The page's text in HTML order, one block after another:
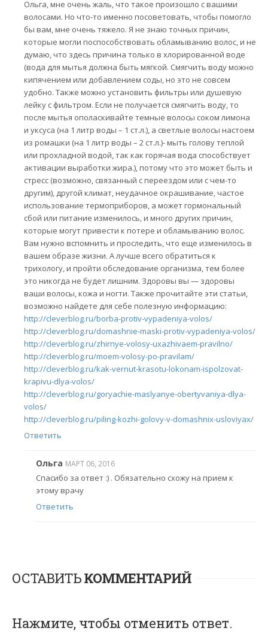
Ольга, мне очень жаль, что такое произошло с вашими
волосами. Но что-то именно посоветовать, чтобы помогло
бы вам, мне очень тяжело. Я не знаю точных причин,
которые могли поспособствовать обламыванию волос, и не
думаю, что здесь причина только в хлорированной воде
(вода для мытья должна быть мягкой. Смягчить воду можно
кипячением или добавлением соды, но это не совсем
удобно. Также можно установить фильтры или душевую
лейку с фильтром. Если не получается смягчить воду, то
после мытья ополаскивайте темные волосы соком лимона
и уксуса (на 1 литр воды – 1 ст.л.), а светлые волосы настоем
из ромашки (на 1 литр воды – 2 ст.л.)- мыть голову теплой
или прохладной водой, так как горячая вода способствует
активации выработки жира.), потому что это может быть и
стресс (возможно, связанный с переездом или с чем-то
другим), другой климат, неудачное окрашивание, частое
использование термоприборов, а может гормональный
сбой или питание изменилось, и много других причин,
которые могут привести к потере и обламыванию волос.
Вам нужно вспомнить и проследить, что еще изменилось в
вашем образе жизни. А лучше всего обратиться к
трихологу, и пройти обследование организма, тем более
это никогда не будет лишним. Здоровы вы — здоровы
ваши волосы, кожа и ногти. Также прочитайте эти статьи,
возможно найдете для себе полезную информацию:
http://cleverblog.ru/borba-protiv-vypadeniya-volos/
http://cleverblog.ru/domashnie-maski-protiv-vypadeniya-volos/
http://cleverblog.ru/zhirnye-volosy-uxazhivaem-pravilno/
http://cleverblog.ru/moem-volosy-po-pravilam/
http://cleverblog.ru/kak-vernut-krasotu-lokonam-ispolzovat-
krapivu-dlya-volos/
http://cleverblog.ru/goryachie-maslyanye-obertyvaniya-dlya-
volos/
http://cleverblog.ru/piling-kozhi-golovy-v-domashnix-usloviyax/
Ответить
Ольга МАРТ 06, 2016
Спасибо за ответ :) . Обязательно схожу на прием к
этому врачу
Ответить
ОСТАВИТЬКОММЕНТАРИЙ
Нажмите, чтобы отменить ответ.